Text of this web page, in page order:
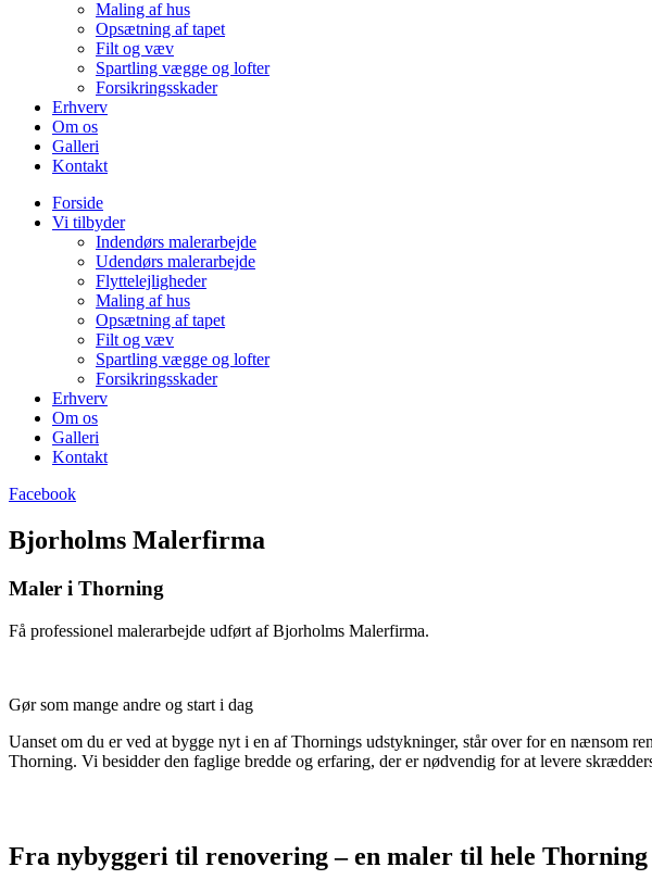
Maling af hus
Opsætning af tapet
Filt og væv
Spartling vægge og lofter
Forsikringsskader
Erhverv
Om os
Galleri
Kontakt
Forside
Vi tilbyder
Indendørs malerarbejde
Udendørs malerarbejde
Flyttelejligheder
Maling af hus
Opsætning af tapet
Filt og væv
Spartling vægge og lofter
Forsikringsskader
Erhverv
Om os
Galleri
Kontakt
Facebook
Bjorholms Malerfirma
Maler i Thorning
Få professionel malerarbejde udført af Bjorholms Malerfirma.
Gør som mange andre og start i dag
Uanset om du er ved at bygge nyt i en af Thornings udstykninger, står over for en nænsom
Thorning. Vi besidder den faglige bredde og erfaring, der er nødvendig for at levere
Fra nybyggeri til renovering – en maler til hele Thorning